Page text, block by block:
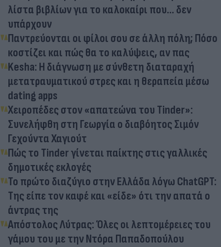
λίστα βιβλίων για το καλοκαίρι που... δεν
υπάρχουν
Παντρεύονται οι φίλοι σου σε άλλη πόλη; Πόσο
κοστίζει και πώς θα το καλύψεις, αν πας
Kesha: Η διάγνωση με σύνθετη διαταραχή
μετατραυματικού στρες και η θεραπεία μέσω
dating apps
Χειροπέδες στον «απατεώνα του Tinder»:
Συνελήφθη στη Γεωργία ο διαβόητος Σιμόν
Γεχούντα Χαγιούτ
Πώς το Tinder γίνεται παίκτης στις γαλλικές
δημοτικές εκλογές
Το πρώτο διαζύγιο στην Ελλάδα λόγω ChatGPT:
Της είπε τον καφέ και «είδε» ότι την απατά ο
άντρας της
Απόστολος Λύτρας: Όλες οι λεπτομέρειες του
γάμου του με την Ντόρα Παπαδοπούλου